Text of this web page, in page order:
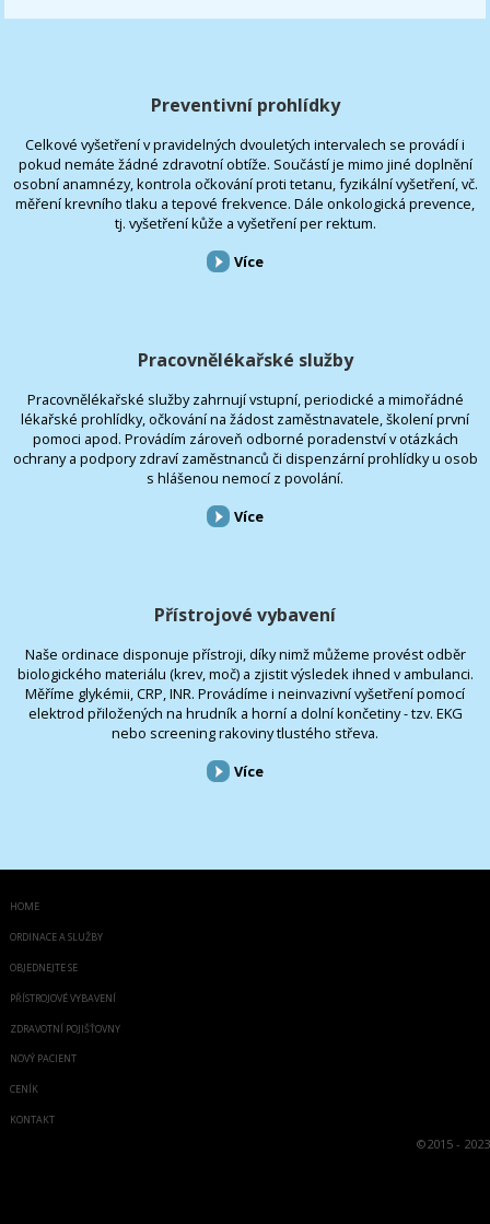
Preventivní prohlídky
Celkové vyšetření v pravidelných dvouletých intervalech se provádí i
pokud nemáte žádné zdravotní obtíže. Součástí je mimo jiné doplnění
osobní anamnézy, kontrola očkování proti tetanu, fyzikální vyšetření, vč.
měření krevního tlaku a tepové frekvence. Dále onkologická prevence,
tj. vyšetření kůže a vyšetření per rektum.
Více
Pracovnělékařské služby
Pracovnělékařské služby zahrnují vstupní, periodické a mimořádné
lékařské prohlídky, očkování na žádost zaměstnavatele, školení první
pomoci apod. Provádím zároveň odborné poradenství v otázkách
ochrany a podpory zdraví zaměstnanců či dispenzární prohlídky u osob
s hlášenou nemocí z povolání.
Více
Přístrojové vybavení
Naše ordinace disponuje přístroji, díky nimž můžeme provést odběr
biologického materiálu (krev, moč) a zjistit výsledek ihned v ambulanci.
Měříme glykémii, CRP, INR. Provádíme i neinvazivní vyšetření pomocí
elektrod přiložených na hrudník a horní a dolní končetiny - tzv. EKG
nebo screening rakoviny tlustého střeva.
Více
HOME
ORDINACE A SLUŽBY
OBJEDNEJTE SE
PŘÍSTROJOVÉ VYBAVENÍ
ZDRAVOTNÍ POJIŠŤOVNY
NOVÝ PACIENT
CENÍK
KONTAKT
©2015 - 2023